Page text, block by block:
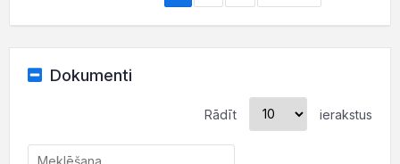
Dokumenti
Rādīt ierakstus